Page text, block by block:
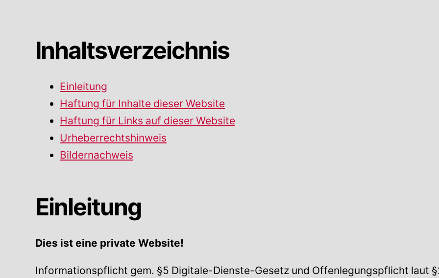
Inhaltsverzeichnis
Einleitung
Haftung für Inhalte dieser Website
Haftung für Links auf dieser Website
Urheberrechtshinweis
Bildernachweis
Einleitung
Dies ist eine private Website!
Informationspflicht gem. §5 Digitale-Dienste-Gesetz und Offenlegungspflicht laut